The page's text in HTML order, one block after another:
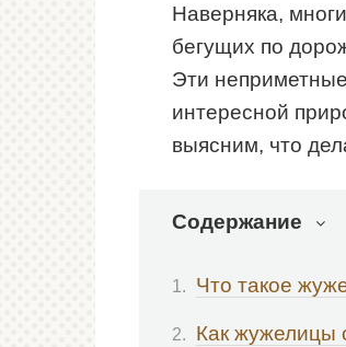
Наверняка,
бегущих по
Эти
интересной
выясним, что
Содержание
Что такое
Как жужелицы